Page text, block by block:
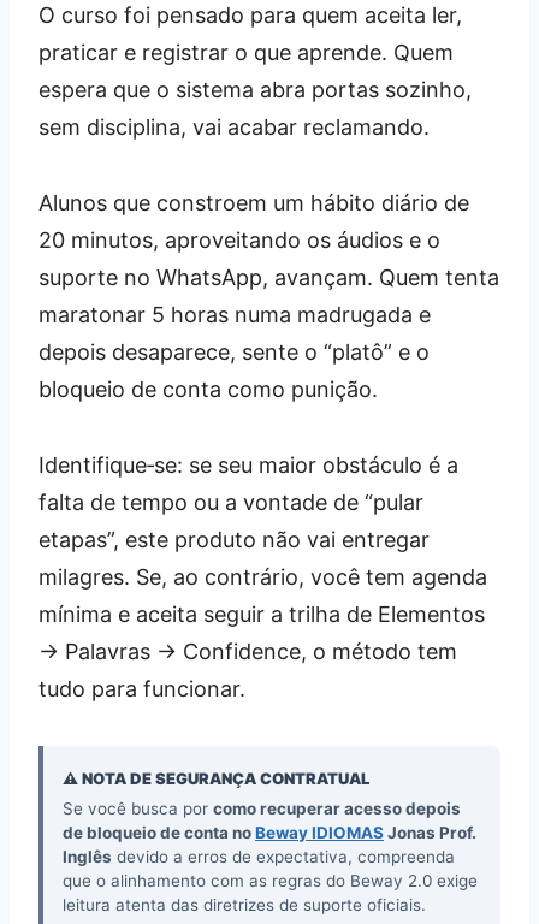
O curso foi pensado para quem aceita ler,
praticar e registrar o que aprende. Quem
espera que o sistema abra portas sozinho,
sem disciplina, vai acabar reclamando.
Alunos que constroem um hábito diário de
20 minutos, aproveitando os áudios e o
suporte no WhatsApp, avançam. Quem tenta
maratonar 5 horas numa madrugada e
depois desaparece, sente o “platô” e o
bloqueio de conta como punição.
Identifique‑se: se seu maior obstáculo é a
falta de tempo ou a vontade de “pular
etapas”, este produto não vai entregar
milagres. Se, ao contrário, você tem agenda
mínima e aceita seguir a trilha de Elementos
→ Palavras → Confidence, o método tem
tudo para funcionar.
⚠️ NOTA DE SEGURANÇA CONTRATUAL
Se você busca por como recuperar acesso depois
de bloqueio de conta noBeway IDIOMASJonas Prof.
Inglês devido a erros de expectativa, compreenda
que o alinhamento com as regras do Beway 2.0 exige
leitura atenta das diretrizes de suporte oficiais.